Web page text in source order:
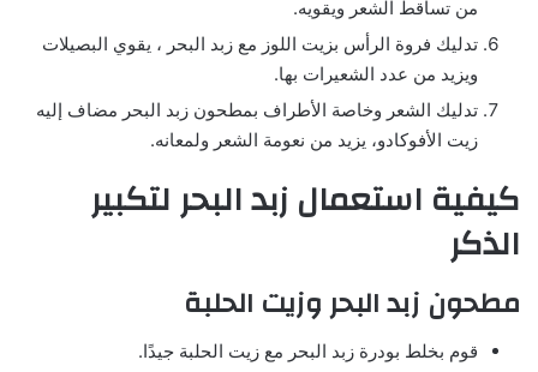
من تساقط الشعر ويقويه.
تدليك فروة الرأس بزيت اللوز مع زبد البحر ، يقوي البصيلات
ويزيد من عدد الشعيرات بها.
تدليك الشعر وخاصة الأطراف بمطحون زبد البحر مضاف إليه
زيت الأفوكادو، يزيد من نعومة الشعر ولمعانه.
كيفية استعمال زبد البحر لتكبير
الذكر
مطحون زبد البحر وزيت الحلبة
قوم بخلط بودرة زبد البحر مع زيت الحلبة جيدًا.